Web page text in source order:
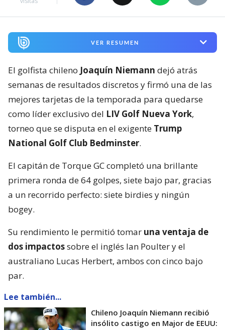
VER RESUMEN
El golfista chileno Joaquín Niemann dejó atrás
semanas de resultados discretos y firmó una de las
mejores tarjetas de la temporada para quedarse
como líder exclusivo del LIV Golf Nueva York,
torneo que se disputa en el exigente Trump
National Golf Club Bedminster.
El capitán de Torque GC completó una brillante
primera ronda de 64 golpes, siete bajo par, gracias
a un recorrido perfecto: siete birdies y ningún
bogey.
Su rendimiento le permitió tomar una ventaja de
dos impactossobre el inglés Ian Poulter y el
australiano Lucas Herbert, ambos con cinco bajo
par.
Lee también...
Chileno Joaquín Niemann recibió
insólito castigo en Major de EEUU: